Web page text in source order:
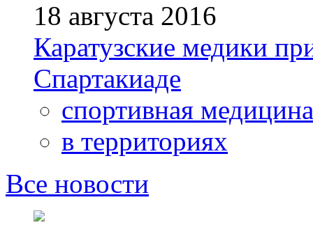
18 августа 2016
Каратузские медики
Спартакиаде
спортивная медицина
в территориях
Все новости